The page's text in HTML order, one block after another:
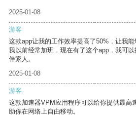
2025-01-08
游客
这款app让我的工作效率提高了50%，让我能
我以前经常加班，现在有了这个app，我可
伴家人。
2025-01-08
游客
这款加速器VPM应用程序可以给你提供最高
助你在网络上自由移动。